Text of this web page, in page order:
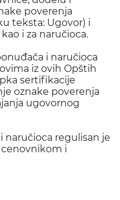
poverenja
teksta: Ugovor) i
i za naručioca.
i naručioca
iz ovih Opštih
sertifikacije
oznake poverenja
ugovornog
naručioca regulisan je
i